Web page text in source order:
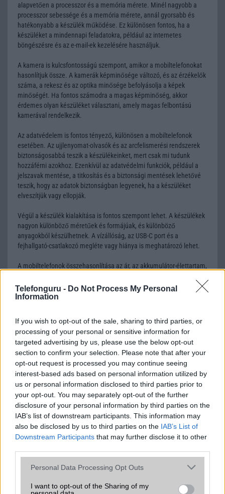
Telefonguru - Do Not Process My Personal
Information
If you wish to opt-out of the sale, sharing to third parties, or
processing of your personal or sensitive information for
targeted advertising by us, please use the below opt-out
section to confirm your selection. Please note that after your
opt-out request is processed you may continue seeing
interest-based ads based on personal information utilized by
us or personal information disclosed to third parties prior to
your opt-out. You may separately opt-out of the further
disclosure of your personal information by third parties on the
IAB’s list of downstream participants. This information may
also be disclosed by us to third parties on the IAB’s List of
Downstream Participants that may further disclose it to other
Please note that this website/app uses one or more Google
not limited to your visit or usage behaviour. You may click to
Personal Data Processing Opt Outs
I want to opt-out of the Sharing of my
alapvetően a processzor és a memória mérete. Minél nagyobb a
processzor sebessége és a memória mérete, annál gyorsabb és
hatékonyabb a készülék működése. Ez különösen fontos, ha a
készüléket a mindennapi feladatokra, például az internetes
böngészésre és az e-mail-ek kezelésére használjuk.
A kamera is kulcsfontosságú szempont, amikor a mobiltelefonokat
hasonlítjuk össze. A kamerák képminősége változó, és az érzékelők
száma, a rekesz és az optika minősége befolyásolja a képek
minőségét. Ha fontos számodra a magas képminőség, akkor
érdemes olyan készüléket választani, amely magas felbontású
kamerával rendelkezik.
Az adatvédelem is fontos tényező, különösen a mobiltelefonok
esetében. Az ujjlenyomat-olvasók és az arcfelismerési rendszerek
biztonságosabbá teszik a készülékeinket, mert csak mi tudunk
hozzáférni azokhoz. Ezenkívül az adatvédelmi funkciók, például a
jelszavak mentése, a titkosítás és a biztonsági mentések lehetővé
teszik, hogy az adatok biztonságban legyenek, ha a készüléket
elveszítjük vagy ellopják.
Végül a készülék kialakítása is fontos szempont lehet. A készülékek
nagyon különböző méretűek és formájúak, és különböző
anyagokból készülhetnek. A vízállóság, az USB-C port és a
fejhallgató-csatlakozó megléte vagy hiánya is meghatározó lehet.
A mobiltelefonok összehasonlítása az ár, az akkumulátor-élettartam,
kialakítás szempontjából döntő fontosságú lehet. Ezek a
szempontok kritikusak ahhoz, hogy megtaláljuk azokat a
Végül azt is fontos tudni, hogy a mobiltelefonok összehasonlítása
során minden felhasználó egyéni preferenciákkal rendelkezik, így a
választásuk eltérhet. Azonban azok, akik számára fontos a nagyobb
kijelző, hosszabb üzemidő, hatékony
MOBILTELEFON MÁRKÁK
Apple
Huawei